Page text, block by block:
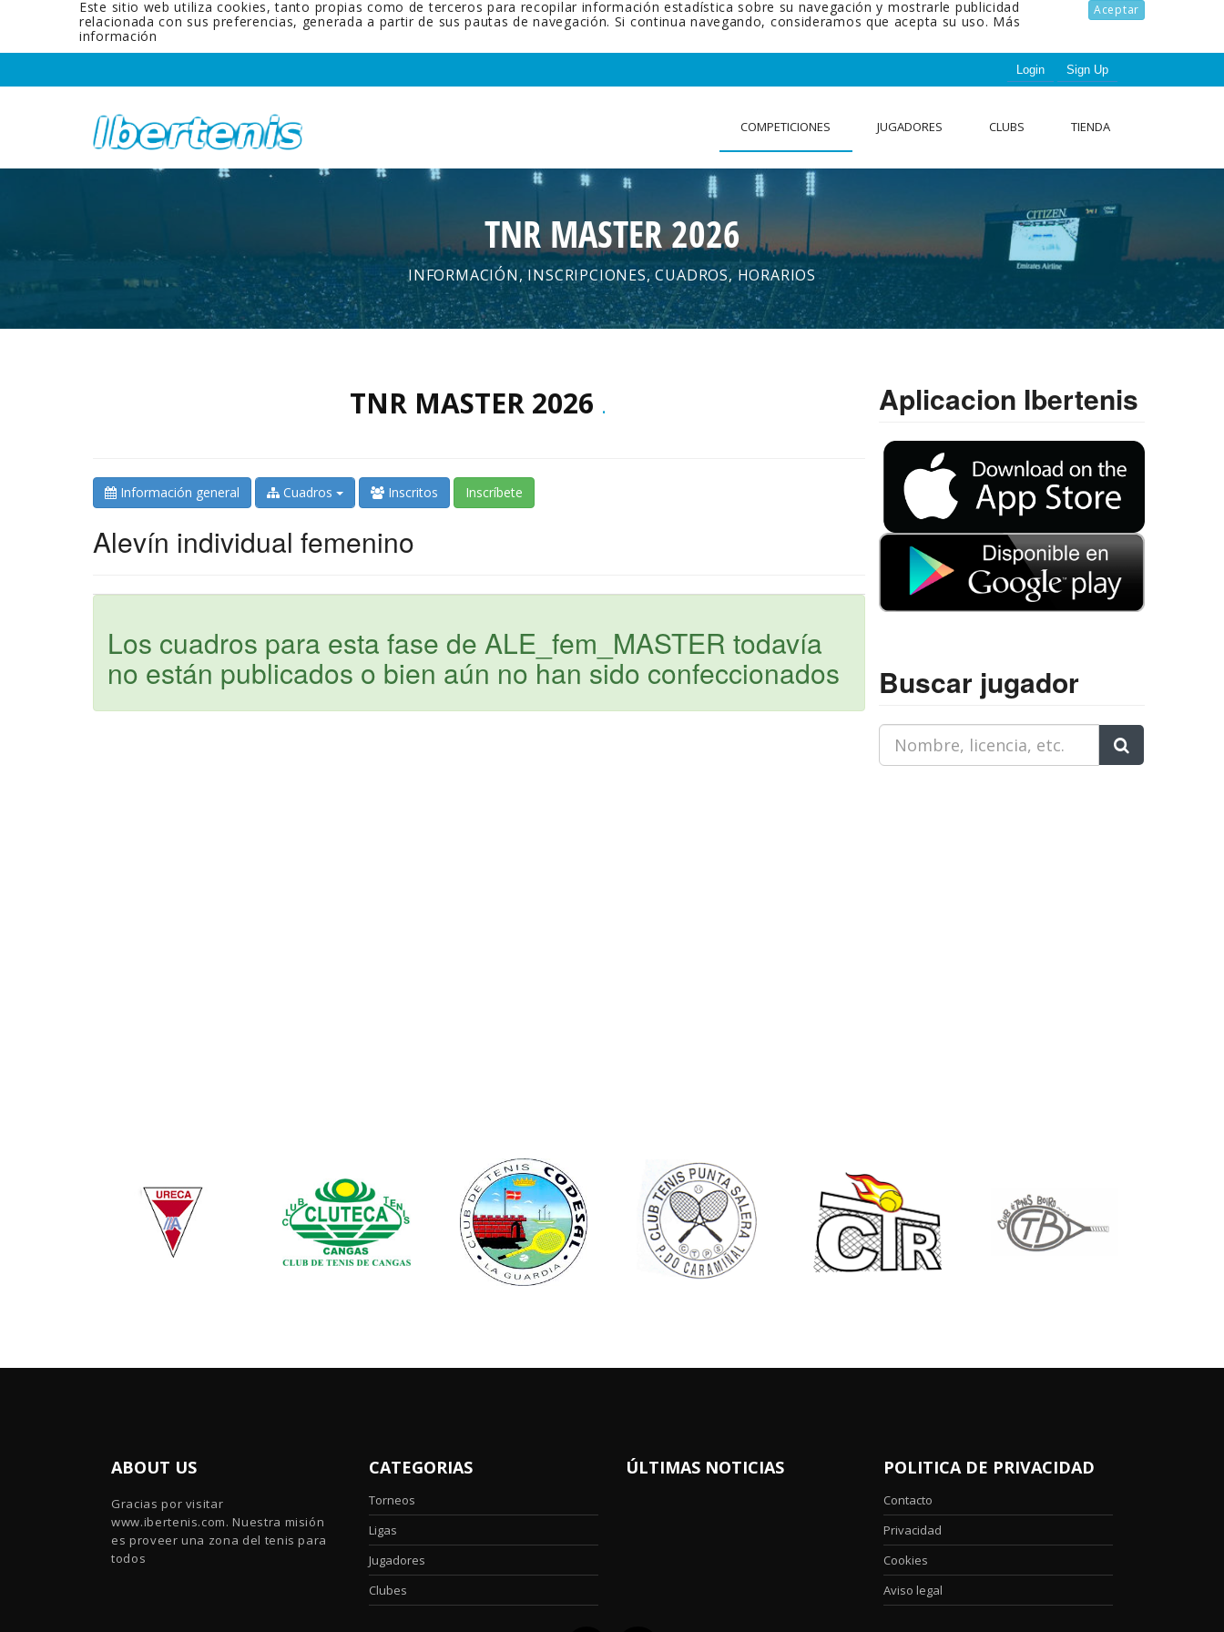
Aceptar
Este sitio web utiliza cookies, tanto propias como de terceros para recopilar información estadística sobre su navegación y mostrarle publicidad
relacionada con sus preferencias, generada a partir de sus pautas de navegación. Si continua navegando, consideramos que acepta su uso. Más
información
Login Sign Up
COMPETICIONES JUGADORES CLUBS TIENDA
TNR MASTER 2026
INFORMACIÓN, INSCRIPCIONES, CUADROS, HORARIOS
TNR MASTER 2026 .
Información general Cuadros Inscritos Inscríbete
Alevín individual femenino
Los cuadros para esta fase de ALE_fem_MASTER todavía
no están publicados o bien aún no han sido confeccionados
Aplicacion Ibertenis
Buscar jugador
ABOUT US
Gracias por visitar
www.ibertenis.com. Nuestra misión
es proveer una zona del tenis para
todos
CATEGORIAS
Torneos
Ligas
Jugadores
Clubes
ÚLTIMAS NOTICIAS POLITICA DE PRIVACIDAD
Contacto
Privacidad
Cookies
Aviso legal